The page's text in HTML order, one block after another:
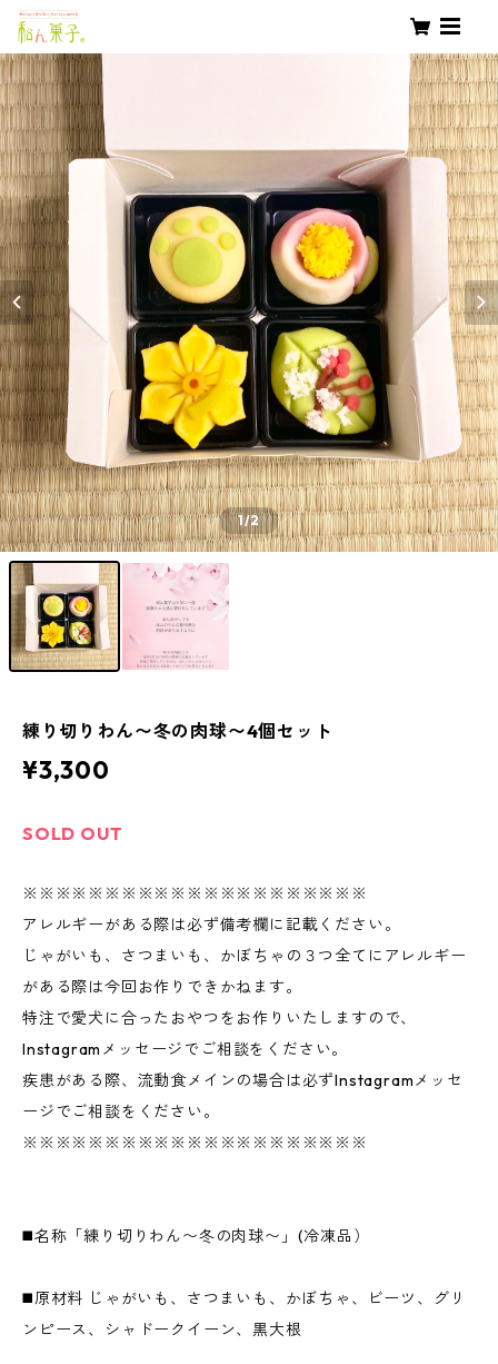
1/2
練り切りわん〜冬の肉球〜4個セット
¥3,300
SOLD OUT
※※※※※※※※※※※※※※※※※※※※※
アレルギーがある際は必ず備考欄に記載ください。
じゃがいも、さつまいも、かぼちゃの３つ全てにアレルギー
がある際は今回お作りできかねます。
特注で愛犬に合ったおやつをお作りいたしますので、
Instagramメッセージでご相談をください。
疾患がある際、流動食メインの場合は必ずInstagramメッセ
ージでご相談をください。
※※※※※※※※※※※※※※※※※※※※※
◼️名称「練り切りわん〜冬の肉球〜」(冷凍品）
◼️原材料 じゃがいも、さつまいも、かぼちゃ、ビーツ 、グリ
ンピース、シャドークイーン、黒大根